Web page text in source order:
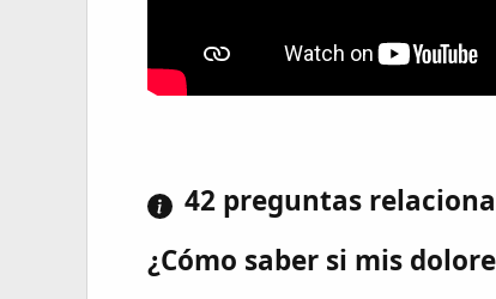
42 preguntas
¿Cómo saber si mis